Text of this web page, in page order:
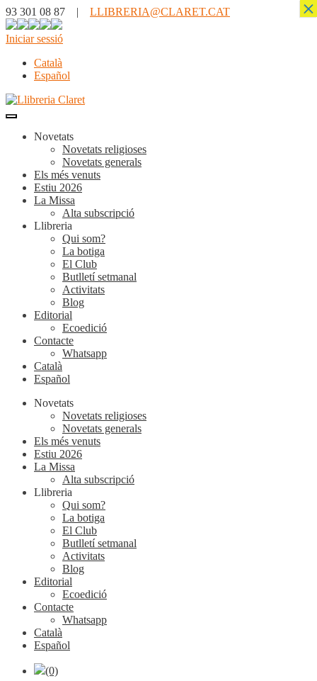
93 301 08 87 | LLIBRERIA@CLARET.CAT
Iniciar sessió
Català
Español
Novetats
Novetats religioses
Novetats generals
Els més venuts
Estiu 2026
La Missa
Alta subscripció
Llibreria
Qui som?
La botiga
El Club
Butlletí setmanal
Activitats
Blog
Editorial
Ecoedició
Contacte
Whatsapp
Català
Español
Novetats
Novetats religioses
Novetats generals
Els més venuts
Estiu 2026
La Missa
Alta subscripció
Llibreria
Qui som?
La botiga
El Club
Butlletí setmanal
Activitats
Blog
Editorial
Ecoedició
Contacte
Whatsapp
Català
Español
(0)
×